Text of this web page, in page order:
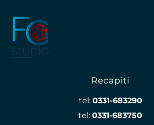
Recapiti
tel: 0331-683290
tel: 0331-683750